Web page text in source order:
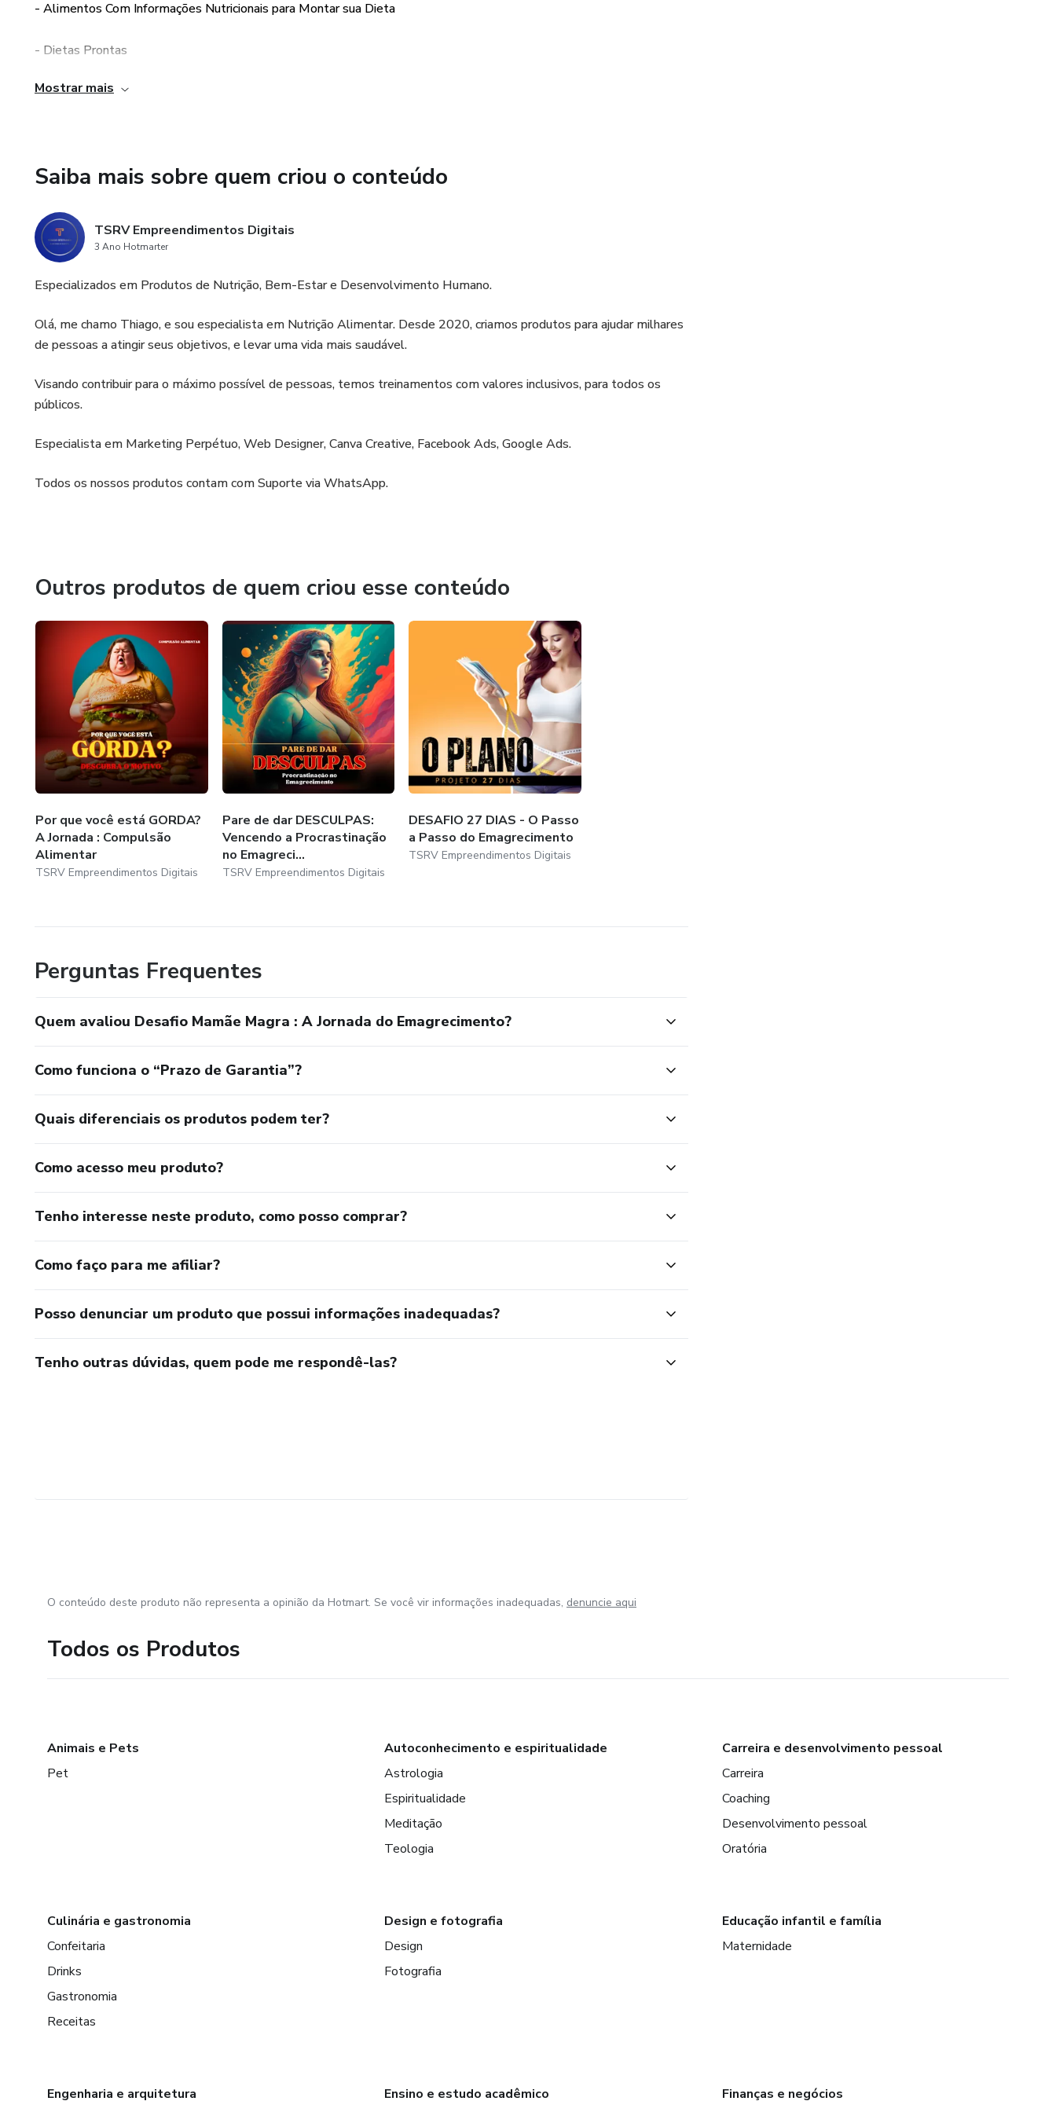
🥗 Dietas Prontas para Você Seguir: Simplificamos o processo de planejamento de
Não deixe que os desafios da maternidade o impeçam de alcançar seus objetivos de saúde
todas as ferramentas necessárias para conquistar o corpo que você merece, enquanto se
Junte-se a nós nesta jornada emocionante e descubra o poder de se tornar uma Mamãe
merece. 🌟💪🌸
- Alimentos Com Informações Nutricionais para Montar sua Dieta
- Dietas Prontas
- Cardápio com 101 Receitas
- Receitas de Suco Detox
- Dieta KETO14
- Dicas para Flacidez
- Alongamentos
Mostrar mais
Saiba mais sobre quem criou o conteúdo
TSRV Empreendimentos Digitais
3 Ano Hotmarter
Especializados em Produtos de Nutrição, Bem-Estar e Desenvolvimento Humano.
Olá, me chamo Thiago, e sou especialista em Nutrição Alimentar. Desde 2020, criamos produtos para ajudar milhares
de pessoas a atingir seus objetivos, e levar uma vida mais saudável.
Visando contribuir para o máximo possível de pessoas, temos treinamentos com valores inclusivos, para todos os
públicos.
Especialista em Marketing Perpétuo, Web Designer, Canva Creative, Facebook Ads, Google Ads.
Todos os nossos produtos contam com Suporte via WhatsApp.
Outros produtos de quem criou esse conteúdo
Por que você está GORDA?
A Jornada : Compulsão
Alimentar
TSRV Empreendimentos Digitais
Pare de dar DESCULPAS:
Vencendo a Procrastinação
no Emagreci...
TSRV Empreendimentos Digitais
DESAFIO 27 DIAS - O Passo
a Passo do Emagrecimento
TSRV Empreendimentos Digitais
Perguntas Frequentes
Quem avaliou Desafio Mamãe Magra : A Jornada do Emagrecimento?
Como funciona o “Prazo de Garantia”?
Quais diferenciais os produtos podem ter?
Como acesso meu produto?
Tenho interesse neste produto, como posso comprar?
Como faço para me afiliar?
Posso denunciar um produto que possui informações inadequadas?
Tenho outras dúvidas, quem pode me respondê-las?
O conteúdo deste produto não representa a opinião da Hotmart. Se você vir informações inadequadas, denuncie aqui
Todos os Produtos
Animais e Pets
Pet
Autoconhecimento e espiritualidade
Astrologia
Espiritualidade
Meditação
Teologia
Carreira e desenvolvimento pessoal
Carreira
Coaching
Desenvolvimento pessoal
Oratória
Culinária e gastronomia
Confeitaria
Drinks
Gastronomia
Receitas
Design e fotografia
Design
Fotografia
Educação infantil e família
Maternidade
Engenharia e arquitetura
Ensino e estudo acadêmico
Finanças e negócios